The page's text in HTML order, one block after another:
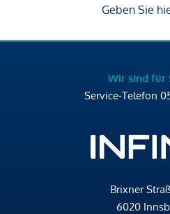
Geben Sie
Wir sind für
Service-Telefon
Brixner
6020